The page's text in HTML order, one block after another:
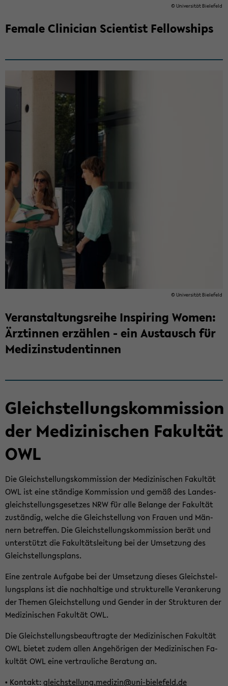
© Uni­ver­si­tät Bie­le­feld
Female Clinician ­Scientist Fellowships
© Uni­ver­si­tät Bie­le­feld
Veranstaltungsreihe Inspiring Women:
­Ärztinnen erzählen - ein Austausch für
Medizinstudentinnen
Gleichstellungskommission
der ­Medizinischen Fakultät
OWL
Die Gleich­stel­lungs­kom­mis­si­on der Me­di­zi­ni­schen Fa­kul­tät
OWL ist eine stän­di­ge Kom­mis­si­on und gemäß des Lan­des­
gleich­stel­lungs­ge­set­zes NRW für alle Be­lan­ge der Fa­kul­tät
zu­stän­dig, wel­che die Gleich­stel­lung von Frau­en und Män­
nern be­tref­fen. Die Gleich­stel­lungs­kom­mis­si­on berät und
un­ter­stützt die Fa­kul­täts­lei­tung bei der Um­set­zung des
Gleich­stel­lungs­plans.
Eine zen­tra­le Auf­ga­be bei der Um­set­zung die­ses Gleich­stel­
lungs­plans ist die nach­hal­ti­ge und struk­tu­rel­le Ver­an­ke­rung
der The­men Gleich­stel­lung und Gen­der in der Struk­tu­ren der
Me­di­zi­ni­schen Fa­kul­tät OWL.
Die Gleich­stel­lungs­be­auf­trag­te der Me­di­zi­ni­schen Fa­kul­tät
OWL bie­tet zudem allen An­ge­hö­ri­gen der Me­di­zi­ni­schen Fa­
kul­tät OWL eine ver­trau­li­che Be­ra­tung an.
• Kon­takt: gleich­stel­lung.me­di­zin@uni-​bielefeld.de